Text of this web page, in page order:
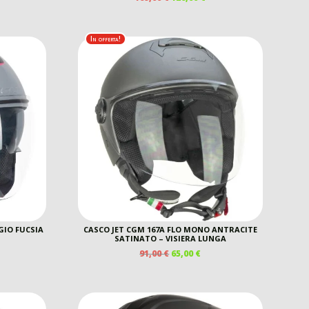
€.
169,00 €.126,00 €.
FUCSIA
€.
In offerta!
CASCO JET CGM 167A FLO MONO ANTRACITE
SATINATO – VISIERA LUNGA
91,00€ IL
91,00 €.
65,00€IL
65,00 €.